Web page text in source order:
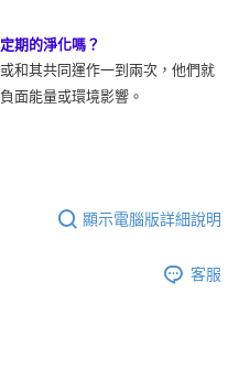
期的淨化嗎？
和其共同運作一到兩次，他們就
面能量或環境影響。
顯示電腦版詳細說明
客服